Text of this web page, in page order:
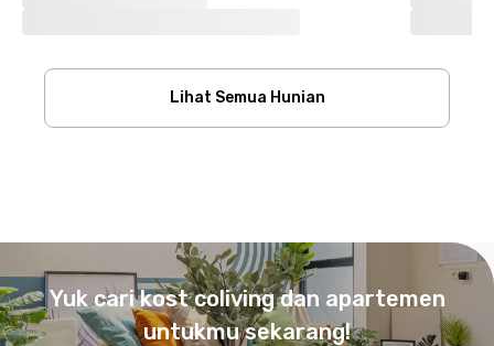
Lihat Semua Hunian
Yuk cari kost coliving dan apartemen
untukmu sekarang!